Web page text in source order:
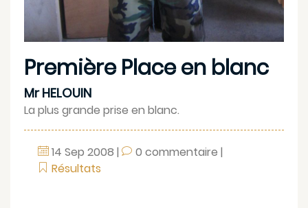
Première Place en blanc
Mr HELOUIN
La plus grande prise en blanc.
14 Sep 2008 | 0 commentaire |
Résultats